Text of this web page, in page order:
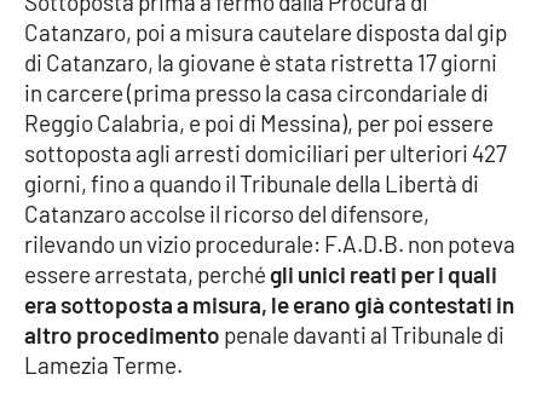
Sanità
Società
Sport
RUBRICHE
Good Morning Vietnam
Parchi Marini Calabria
Catanzaro, poi a misura cautelare disposta dal gip
di Catanzaro, la giovane è stata ristretta 17 giorni
in carcere (prima presso la casa circondariale di
Reggio Calabria, e poi di Messina), per poi essere
sottoposta agli arresti domiciliari per ulteriori 427
giorni, fino a quando il Tribunale della Libertà di
Catanzaro accolse il ricorso del difensore,
rilevando un vizio procedurale: F.A.D.B. non poteva
essere arrestata, perché gli unici reati per i quali
era sottoposta a misura, le erano già contestati in
altro procedimento penale davanti al Tribunale di
Lamezia Terme.